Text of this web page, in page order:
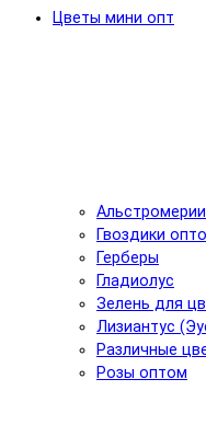
Цветы мини опт
Гвоздики
Герберы
Гладиолус
Зелень для
Лизиантус
Различные
Розы оптом